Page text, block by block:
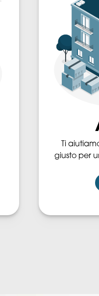
Ti
giusto per